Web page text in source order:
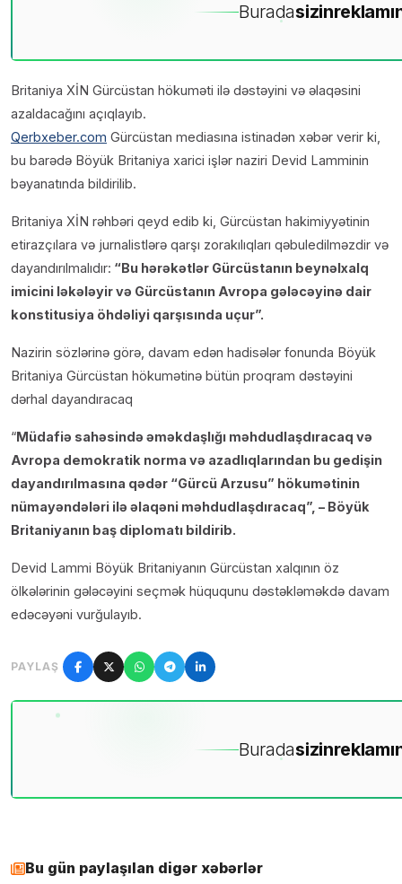
Buradasizin
Britaniya XİN Gürcüstan hökuməti ilə dəstəyini və əlaqəsini
azaldacağını açıqlayıb.
Qerbxeber.com Gürcüstan mediasına istinadən xəbər verir ki,
bu barədə Böyük Britaniya xarici işlər naziri Devid Lamminin
bəyanatında bildirilib.
Britaniya XİN rəhbəri qeyd edib ki, Gürcüstan hakimiyyətinin
etirazçılara və jurnalistlərə qarşı zorakılıqları qəbuledilməzdir və
dayandırılmalıdır: “Bu hərəkətlər Gürcüstanın beynəlxalq
imicini ləkələyir və Gürcüstanın Avropa gələcəyinə dair
konstitusiya öhdəliyi qarşısında uçur”.
Nazirin sözlərinə görə, davam edən hadisələr fonunda Böyük
Britaniya Gürcüstan hökumətinə bütün proqram dəstəyini
dərhal dayandıracaq
“Müdafiə sahəsində əməkdaşlığı məhdudlaşdıracaq və
Avropa demokratik norma və azadlıqlarından bu gedişin
dayandırılmasına qədər “Gürcü Arzusu” hökumətinin
nümayəndələri ilə əlaqəni məhdudlaşdıracaq”, – Böyük
Britaniyanın baş diplomatı bildirib.
Devid Lammi Böyük Britaniyanın Gürcüstan xalqının öz
ölkələrinin gələcəyini seçmək hüququnu dəstəkləməkdə davam
edəcəyəni vurğulayıb.
PAYLAŞ
Buradasizin
Bu gün paylaşılan digər xəbərlər